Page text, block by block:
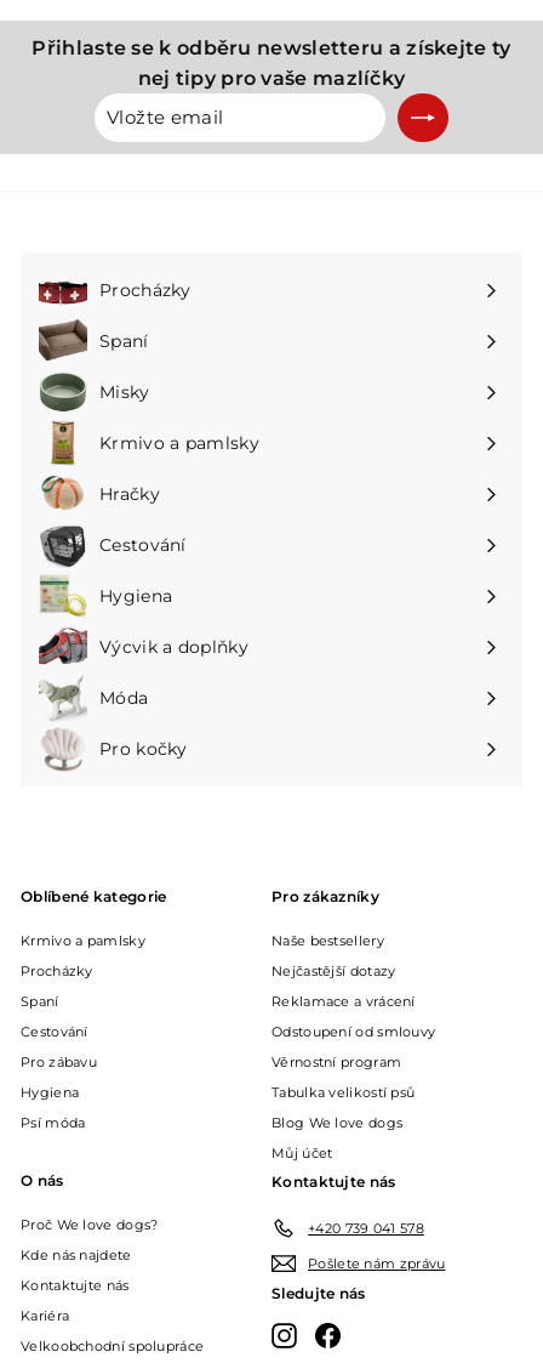
Přihlaste se k odběru newsletteru a získejte ty
nej tipy pro vaše mazlíčky
Vložte
email
Přihlásit
se
k
Procházky
Rozbalte
podnabídku
Spaní
Rozbalte
podnabídku
Misky
Rozbalte
podnabídku
Krmivo a pamlsky
Rozbalte
podnabídku
Hračky
Rozbalte
podnabídku
Cestování
Rozbalte
podnabídku
Hygiena
Rozbalte
podnabídku
Výcvik a doplňky
Rozbalte
podnabídku
Móda
Rozbalte
podnabídku
Pro kočky
Rozbalte
Oblíbené kategorie
Krmivo a pamlsky
Procházky
Spaní
Cestování
Pro zábavu
Hygiena
Psí móda
Pro zákazníky
Naše bestsellery
Nejčastější dotazy
Reklamace a vrácení
Odstoupení od smlouvy
Věrnostní program
Tabulka velikostí psů
Blog We love dogs
Můj účet
O nás
Proč We love dogs?
Kde nás najdete
Kontaktujte nás
Kariéra
Velkoobchodní spolupráce
Kontaktujte nás
+420 739 041 578
Pošlete nám zprávu
Sledujte nás
InstagramFacebook